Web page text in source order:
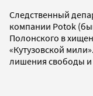
Следственный
компании Potok
Полонского в
«Кутузовской
лишения свободы